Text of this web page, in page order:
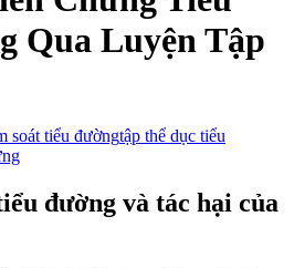
Qua Luyện Tập
soát tiểu đườngtập thể dục tiểu
đường và tác hại của